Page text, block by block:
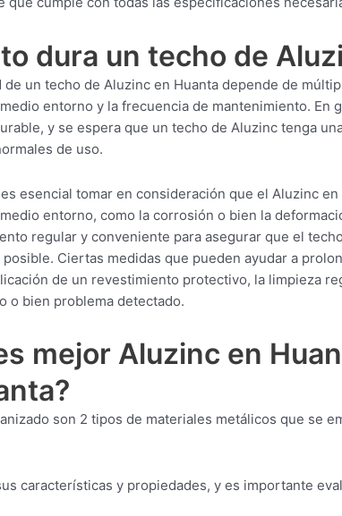
dura un techo de
de un techo de Aluzinc en Huanta depende de
entorno y la frecuencia de mantenimiento. En
y se espera que un techo de Aluzinc tenga
de uso.
esencial tomar en consideración que el Aluzinc
entorno, como la corrosión o bien la
regular y conveniente para asegurar que el
Ciertas medidas que pueden ayudar a
de un revestimiento protectivo, la limpieza
o bien problema detectado.
mejor Aluzinc en
son 2 tipos de materiales metálicos que se
características y propiedades, y es importante